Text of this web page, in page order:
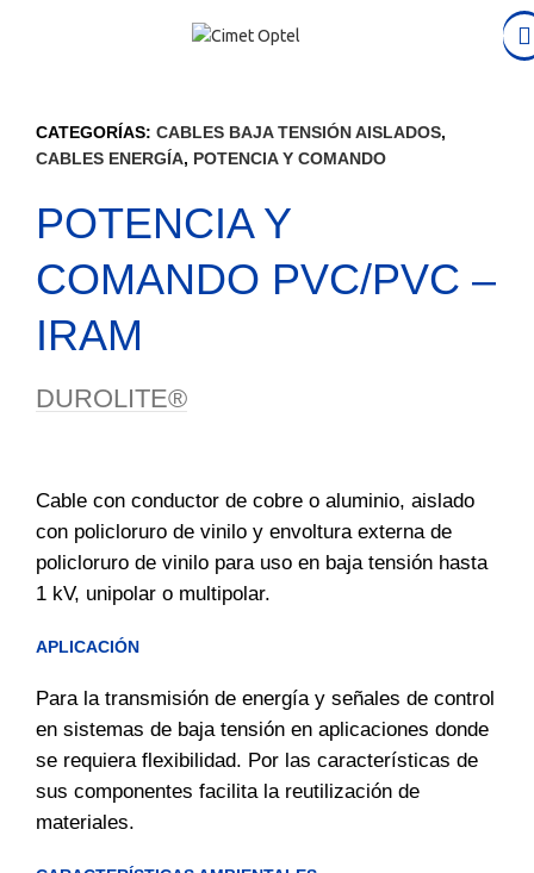
CATEGORÍAS: CABLES BAJA TENSIÓN AISLADOS,
CABLES ENERGÍA, POTENCIA Y COMANDO
POTENCIA Y
COMANDO PVC/PVC –
IRAM
DUROLITE®
Cable con conductor de cobre o aluminio, aislado
con policloruro de vinilo y envoltura externa de
policloruro de vinilo para uso en baja tensión hasta
1 kV, unipolar o multipolar.
APLICACIÓN
Para la transmisión de energía y señales de control
en sistemas de baja tensión en aplicaciones donde
se requiera flexibilidad. Por las características de
sus componentes facilita la reutilización de
materiales.